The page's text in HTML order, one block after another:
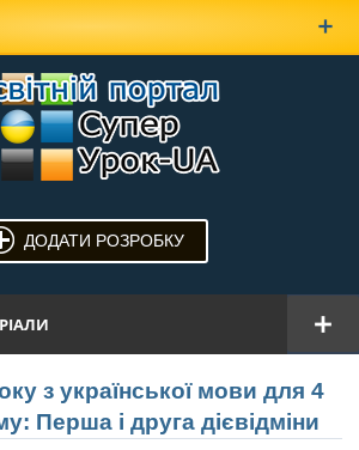
ДОДАТИ РОЗРОБКУ
з української мови для 4
Перша і друга дієвідміни